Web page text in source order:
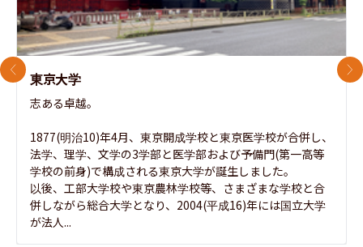
東京大学
志ある卓越。
1877(明治10)年4月、東京開成学校と東京医学校が合併し、
法学、理学、文学の3学部と医学部および予備門(第一高等
学校の前身)で構成される東京大学が誕生しました。
以後、工部大学校や東京農林学校等、さまざまな学校と合
併しながら総合大学となり、2004(平成16)年には国立大学
が法人...
前のスライド 次